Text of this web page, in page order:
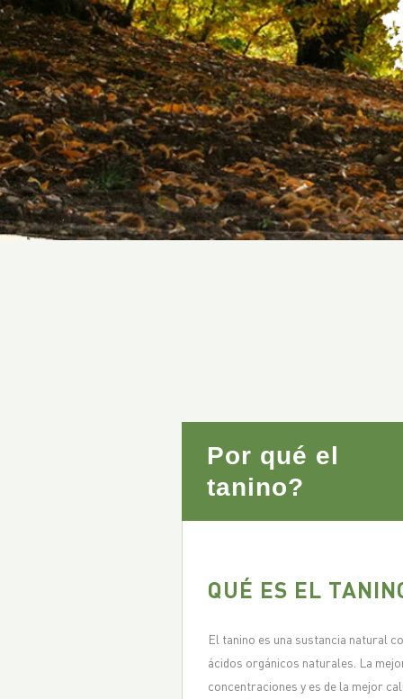
Por qué el
tanino?
QUÉ ES EL
El tanino es una sustancia natural
ácidos orgánicos naturales. La
concentraciones y es de la mejor